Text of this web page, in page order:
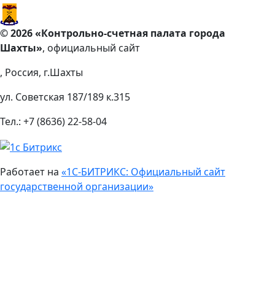
© 2026 «Контрольно-счетная палата города
Шахты», официальный сайт
, Россия, г.Шахты
ул. Советская 187/189 к.315
Тел.: +7 (8636) 22-58-04
Работает на «1С-БИТРИКС: Официальный сайт
государственной организации»